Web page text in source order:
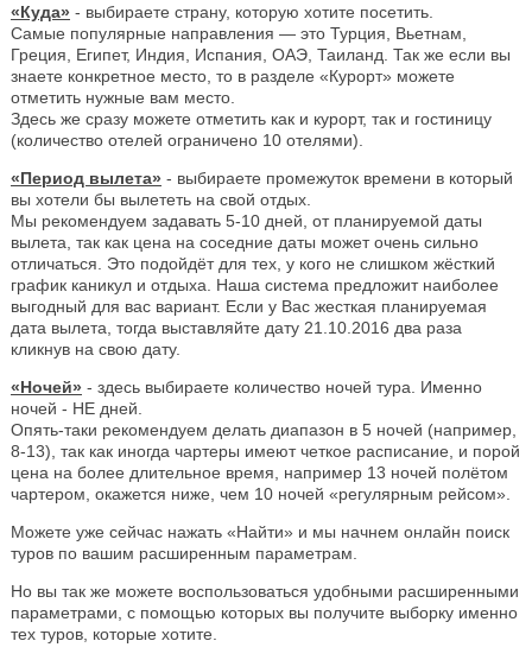
«Куда» - выбираете страну, которую хотите посетить.
Самые популярные направления — это Турция, Вьетнам,
Греция, Египет, Индия, Испания, ОАЭ, Таиланд. Так же если вы
знаете конкретное место, то в разделе «Курорт» можете
отметить нужные вам место.
Здесь же сразу можете отметить как и курорт, так и гостиницу
(количество отелей ограничено 10 отелями).
«Период вылета» - выбираете промежуток времени в который
вы хотели бы вылететь на свой отдых.
Мы рекомендуем задавать 5-10 дней, от планируемой даты
вылета, так как цена на соседние даты может очень сильно
отличаться. Это подойдёт для тех, у кого не слишком жёсткий
график каникул и отдыха. Наша система предложит наиболее
выгодный для вас вариант. Если у Вас жесткая планируемая
дата вылета, тогда выставляйте дату 21.10.2016 два раза
кликнув на свою дату.
«Ночей» - здесь выбираете количество ночей тура. Именно
ночей - НЕ дней.
Опять-таки рекомендуем делать диапазон в 5 ночей (например,
8-13), так как иногда чартеры имеют четкое расписание, и порой
цена на более длительное время, например 13 ночей полётом
чартером, окажется ниже, чем 10 ночей «регулярным рейсом».
Можете уже сейчас нажать «Найти» и мы начнем онлайн поиск
туров по вашим расширенным параметрам.
Но вы так же можете воспользоваться удобными расширенными
параметрами, с помощью которых вы получите выборку именно
тех туров, которые хотите.